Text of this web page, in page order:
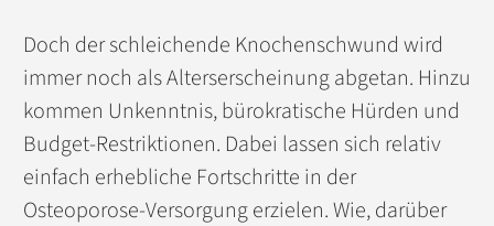
Doch der schleichende Knochenschwund wird
immer noch als Alterserscheinung abgetan. Hinzu
kommen Unkenntnis, bürokratische Hürden und
Budget-Restriktionen. Dabei lassen sich relativ
einfach erhebliche Fortschritte in der
Osteoporose-Versorgung erzielen. Wie, darüber